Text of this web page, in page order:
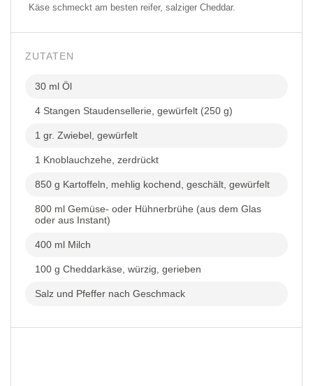
Käse schmeckt am besten reifer, salziger Cheddar.
ZUTATEN
30 ml Öl
4 Stangen Staudensellerie, gewürfelt (250 g)
1 gr. Zwiebel, gewürfelt
1 Knoblauchzehe, zerdrückt
850 g Kartoffeln, mehlig kochend, geschält, gewürfelt
800 ml Gemüse- oder Hühnerbrühe (aus dem Glas
oder aus Instant)
400 ml Milch
100 g Cheddarkäse, würzig, gerieben
Salz und Pfeffer nach Geschmack